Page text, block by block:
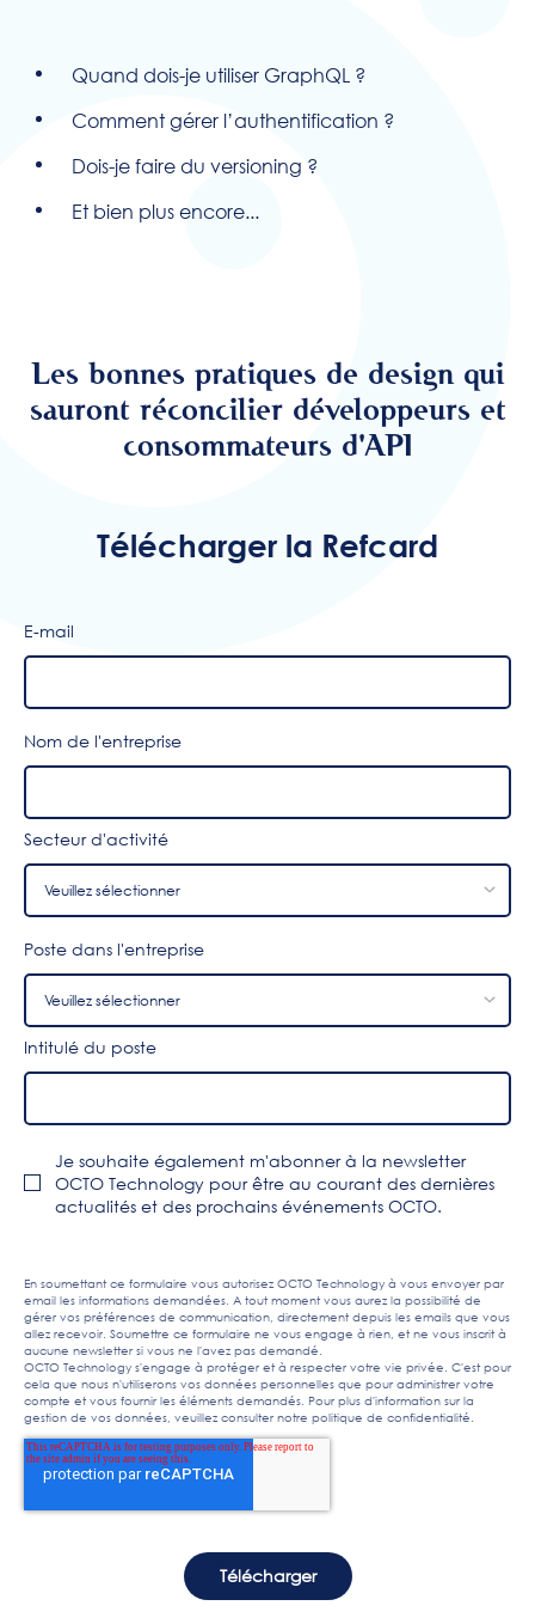
Quand dois-je utiliser GraphQL ?
Comment gérer l’authentification ?
Dois-je faire du versioning ?
Et bien plus encore...
Les bonnes pratiques de design qui
sauront réconcilier développeurs et
consommateurs d'API
Télécharger la Refcard
E-mail
Nom de l'entreprise
Secteur d'activité
Poste dans l'entreprise
Intitulé du poste
Je souhaite également m'abonner à la newsletter
OCTO Technology pour être au courant des dernières
actualités et des prochains événements OCTO.
En soumettant ce formulaire vous autorisez OCTO Technology à vous envoyer par
email les informations demandées. A tout moment vous aurez la possibilité de
gérer vos préférences de communication, directement depuis les emails que vous
allez recevoir. Soumettre ce formulaire ne vous engage à rien, et ne vous inscrit à
aucune newsletter si vous ne l'avez pas demandé.
OCTO Technology s'engage à protéger et à respecter votre vie privée. C'est pour
cela que nous n'utiliserons vos données personnelles que pour administrer votre
compte et vous fournir les éléments demandés. Pour plus d'information sur la
gestion de vos données, veuillez consulter notre politique de confidentialité.